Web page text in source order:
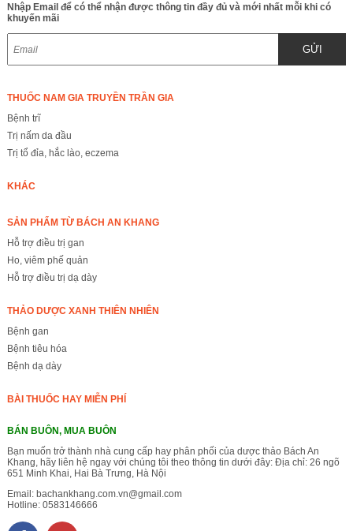
Nhập Email để có thể nhận được thông tin đầy đủ và mới nhất mỗi khi có
khuyến mãi
GỬI
THUỐC NAM GIA TRUYỀN TRẦN GIA
Bệnh trĩ
Trị nấm da đầu
Trị tổ đỉa, hắc lào, eczema
KHÁC
SẢN PHẨM TỪ BÁCH AN KHANG
Hỗ trợ điều trị gan
Ho, viêm phế quản
Hỗ trợ điều trị dạ dày
THẢO DƯỢC XANH THIÊN NHIÊN
Bệnh gan
Bệnh tiêu hóa
Bệnh dạ dày
BÀI THUỐC HAY MIỄN PHÍ
BÁN BUÔN, MUA BUÔN
Bạn muốn trở thành nhà cung cấp hay phân phối của dược thảo Bách An
Khang, hãy liên hệ ngay với chúng tôi theo thông tin dưới đây: Địa chỉ: 26 ngõ
651 Minh Khai, Hai Bà Trưng, Hà Nội
Email: bachankhang.com.vn@gmail.com
Hotline: 0583146666